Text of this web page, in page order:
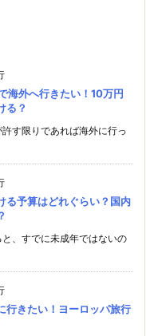
海外へ行きたい！10万円
る？
す限りであれば海外に行っ
る予算はどれぐらい？国内
、すでに未成年ではないの
行きたい！ヨーロッパ旅行